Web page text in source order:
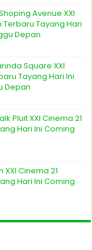
Avenue XXI
Terbaru Tayang Hari
Depan
Square XXI
Tayang Hari Ini
Depan
Pluit XXI Cinema 21
Hari Ini Coming
Cinema 21
Hari Ini Coming